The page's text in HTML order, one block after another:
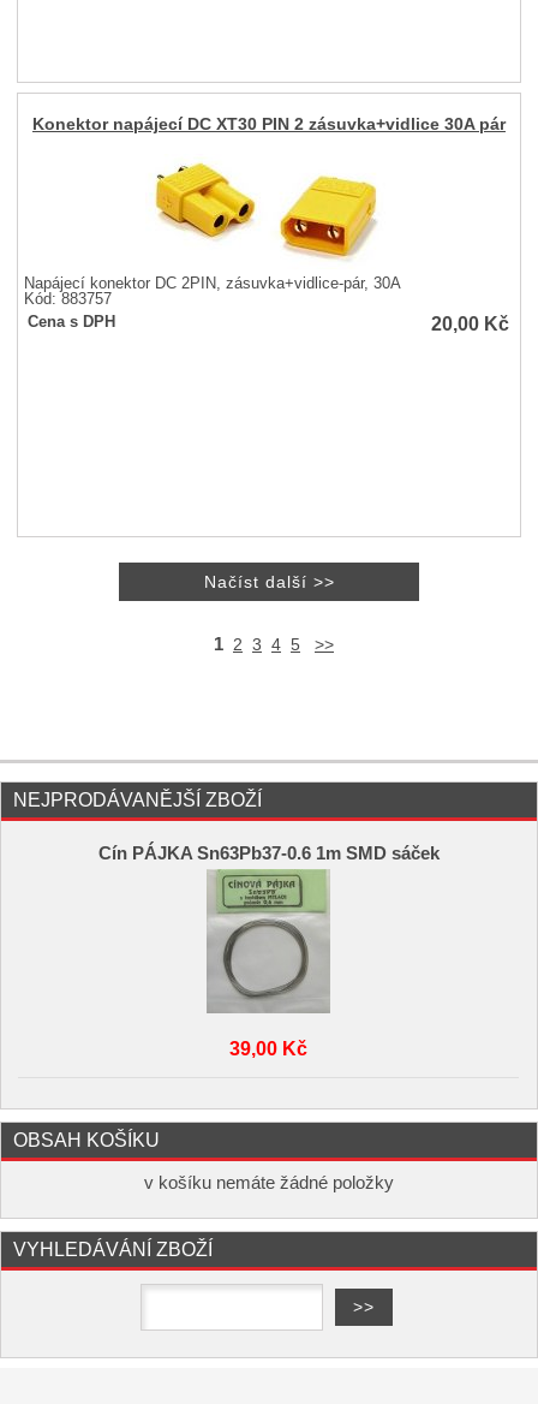
Konektor napájecí DC XT30 PIN 2 zásuvka+vidlice 30A pár
Napájecí konektor DC 2PIN, zásuvka+vidlice-pár, 30A
Kód: 883757
Cena s DPH
20,00 Kč
1 2 3 4 5 >>
NEJPRODÁVANĚJŠÍ ZBOŽÍ
Cín PÁJKA Sn63Pb37-0.6 1m SMD sáček
39,00 Kč
OBSAH KOŠÍKU
v košíku nemáte žádné položky
VYHLEDÁVÁNÍ ZBOŽÍ